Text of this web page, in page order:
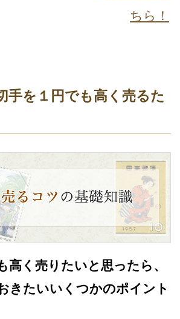
ちら！
手を１円でも高く売るた
高く売りたいと思ったら、
きたいいくつかのポイント